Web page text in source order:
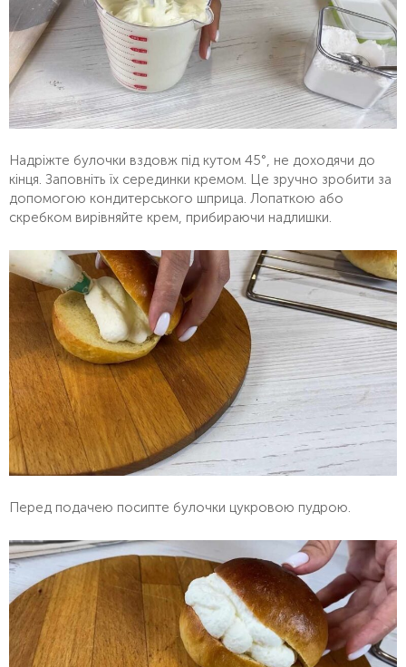
Надріжте булочки вздовж під кутом 45°, не доходячи до
кінця. Заповніть їх серединки кремом. Це зручно зробити за
допомогою кондитерського шприца. Лопаткою або
скребком вирівняйте крем, прибираючи надлишки.
Перед подачею посипте булочки цукровою пудрою.